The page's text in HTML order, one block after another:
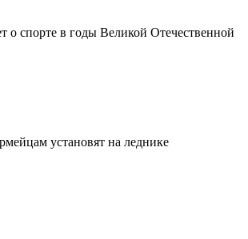
о спорте в годы Великой Отечественной
установят на леднике